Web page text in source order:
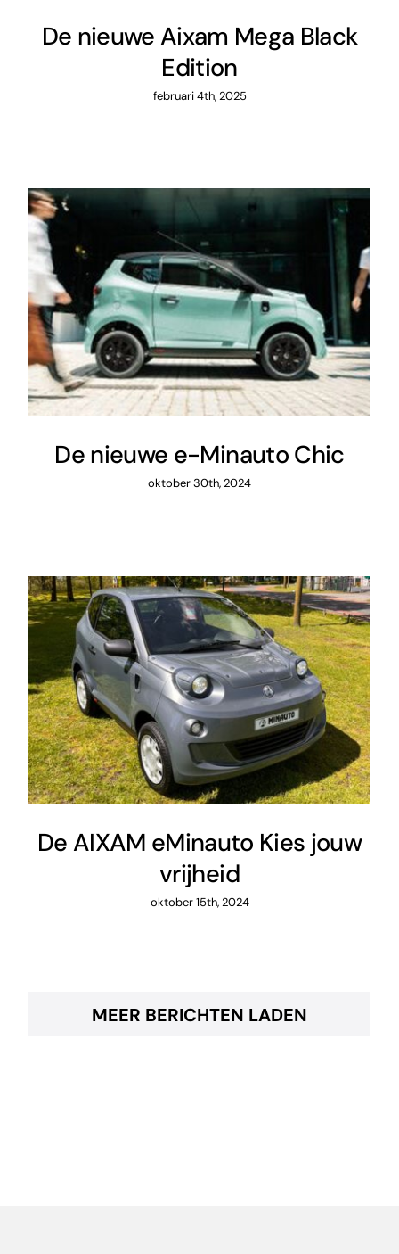
De nieuwe Aixam Mega Black
Edition
februari 4th, 2025
De nieuwe e-Minauto Chic
oktober 30th, 2024
De AIXAM eMinauto Kies jouw
vrijheid
oktober 15th, 2024
MEER BERICHTEN LADEN